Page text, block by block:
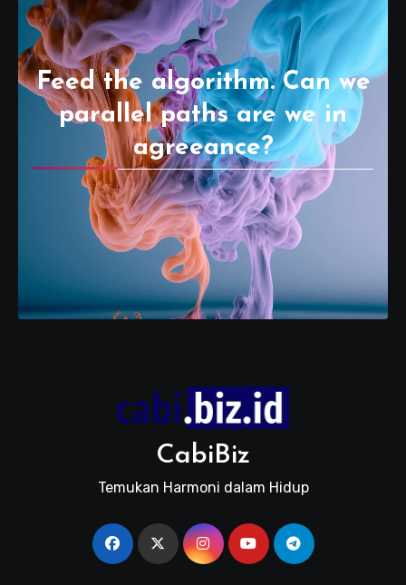
Feed the algorithm. Can we
parallel paths are we in
agreeance?
CabiBiz
Temukan Harmoni dalam Hidup